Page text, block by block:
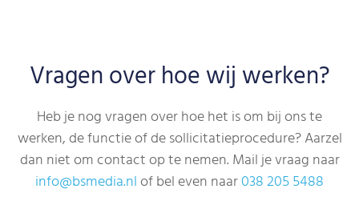
Vragen over hoe wij werken?
Heb je nog vragen over hoe het is om bij ons te
werken, de functie of de sollicitatieprocedure? Aarzel
dan niet om contact op te nemen. Mail je vraag naar
info@bsmedia.nlof bel even naar038 205 5488